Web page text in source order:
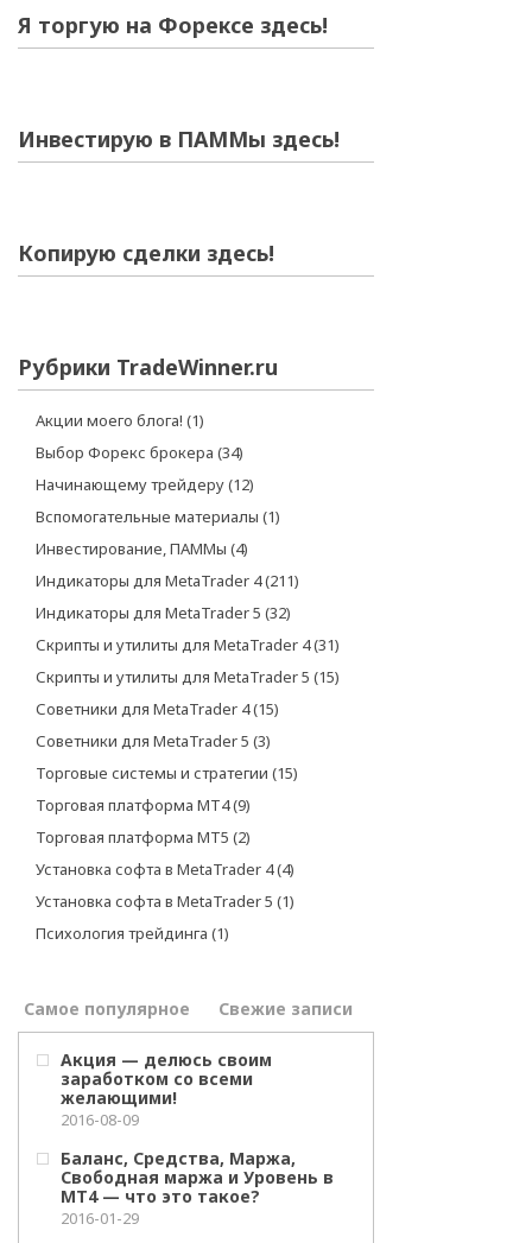
Я торгую на Форексе здесь!
Инвестирую в ПАММы здесь!
Копирую сделки здесь!
Рубрики TradeWinner.ru
Акции моего блога! (1)
Выбор Форекс брокера (34)
Начинающему трейдеру(12)
Вспомогательные материалы (1)
Инвестирование, ПАММы (4)
Индикаторы для MetaTrader 4(211)
Индикаторы для MetaTrader 5 (32)
Скрипты и утилиты для MetaTrader 4(31)
Скрипты и утилиты для MetaTrader 5 (15)
Советники для MetaTrader 4(15)
Советники для MetaTrader 5 (3)
Торговые системы и стратегии (15)
Торговая платформа МТ4(9)
Торговая платформа МТ5 (2)
Установка софта в MetaTrader 4(4)
Установка софта в MetaTrader 5 (1)
Психология трейдинга (1)
Самое популярное Свежие записи
Акция — делюсь своим
заработком со всеми
желающими!
2016-08-09
Баланс, Средства, Маржа,
Свободная маржа и Уровень в
МТ4 — что это такое?
2016-01-29